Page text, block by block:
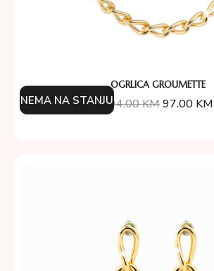
OGRLICA GROUMETTE
194.00KM97.00 KM
NEMA NA STANJU